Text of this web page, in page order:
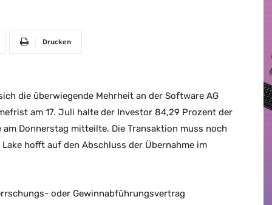
Drucken
die überwiegende Mehrheit an der Software AG
am 17. Juli halte der Investor 84,29 Prozent der
Donnerstag mitteilte. Die Transaktion muss noch
hofft auf den Abschluss der Übernahme im
oder Gewinnabführungsvertrag